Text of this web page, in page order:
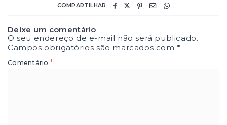
COMPARTILHAR
Deixe um comentário
O seu endereço de e-mail não será publicado.
Campos obrigatórios são marcados com*
Comentário *